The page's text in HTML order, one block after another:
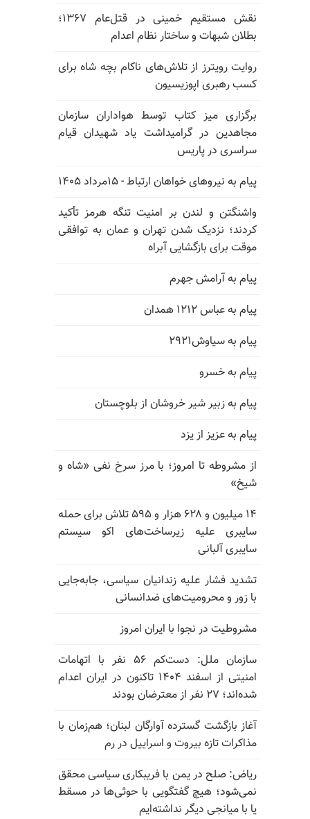
نقش مستقیم خمینی در قتل‌عام ۱۳۶۷؛
بطلان شبهات و ساختار نظام اعدام
روایت رویترز از تلاش‌های ناکام بچه شاه برای
کسب رهبری اپوزیسیون
برگزاری میز کتاب توسط هواداران سازمان
مجاهدین در گرامیداشت یاد شهیدان قیام
سراسری در پاریس
پیام به نیروهای خواهان ارتباط - ۱۵مرداد ۱۴۰۵
واشنگتن و لندن بر امنیت تنگه هرمز تأکید
کردند؛ نزدیک شدن تهران و عمان به توافقی
موقت برای بازگشایی آبراه
پیام به آرامش جهرم
پیام به عباس ۱۲۱۲ همدان
پیام به سیاوش۲۹۲۱
پیام به خسرو
پیام به زبیر شیر خروشان از بلوچستان
پیام به عزیز از یزد
از مشروطه تا امروز؛ با مرز سرخ نفی «شاه و
شیخ»
۱۴ میلیون و ۶۲۸ هزار و ۵۹۵ تلاش برای حمله
سایبری علیه زیرساخت‌های اکو سیستم
سایبری آلبانی
تشدید فشار علیه زندانیان سیاسی، جابه‌جایی
با زور و محرومیت‌های ضدانسانی
مشروطیت در نجوا با ایران امروز
سازمان ملل: دست‌کم ۵۶ نفر با اتهامات
امنیتی از اسفند ۱۴۰۴ تاکنون در ایران اعدام
شده‌اند؛ ۲۷ نفر از معترضان بودند
آغاز بازگشت گسترده آوارگان لبنان؛ هم‌زمان با
مذاکرات تازه بیروت و اسراییل در رم
ریاض: صلح در یمن با فریبکاری سیاسی محقق
نمی‌شود؛ هیچ گفتگویی با حوثی‌ها در مسقط
یا با میانجی دیگر نداشته‌ایم